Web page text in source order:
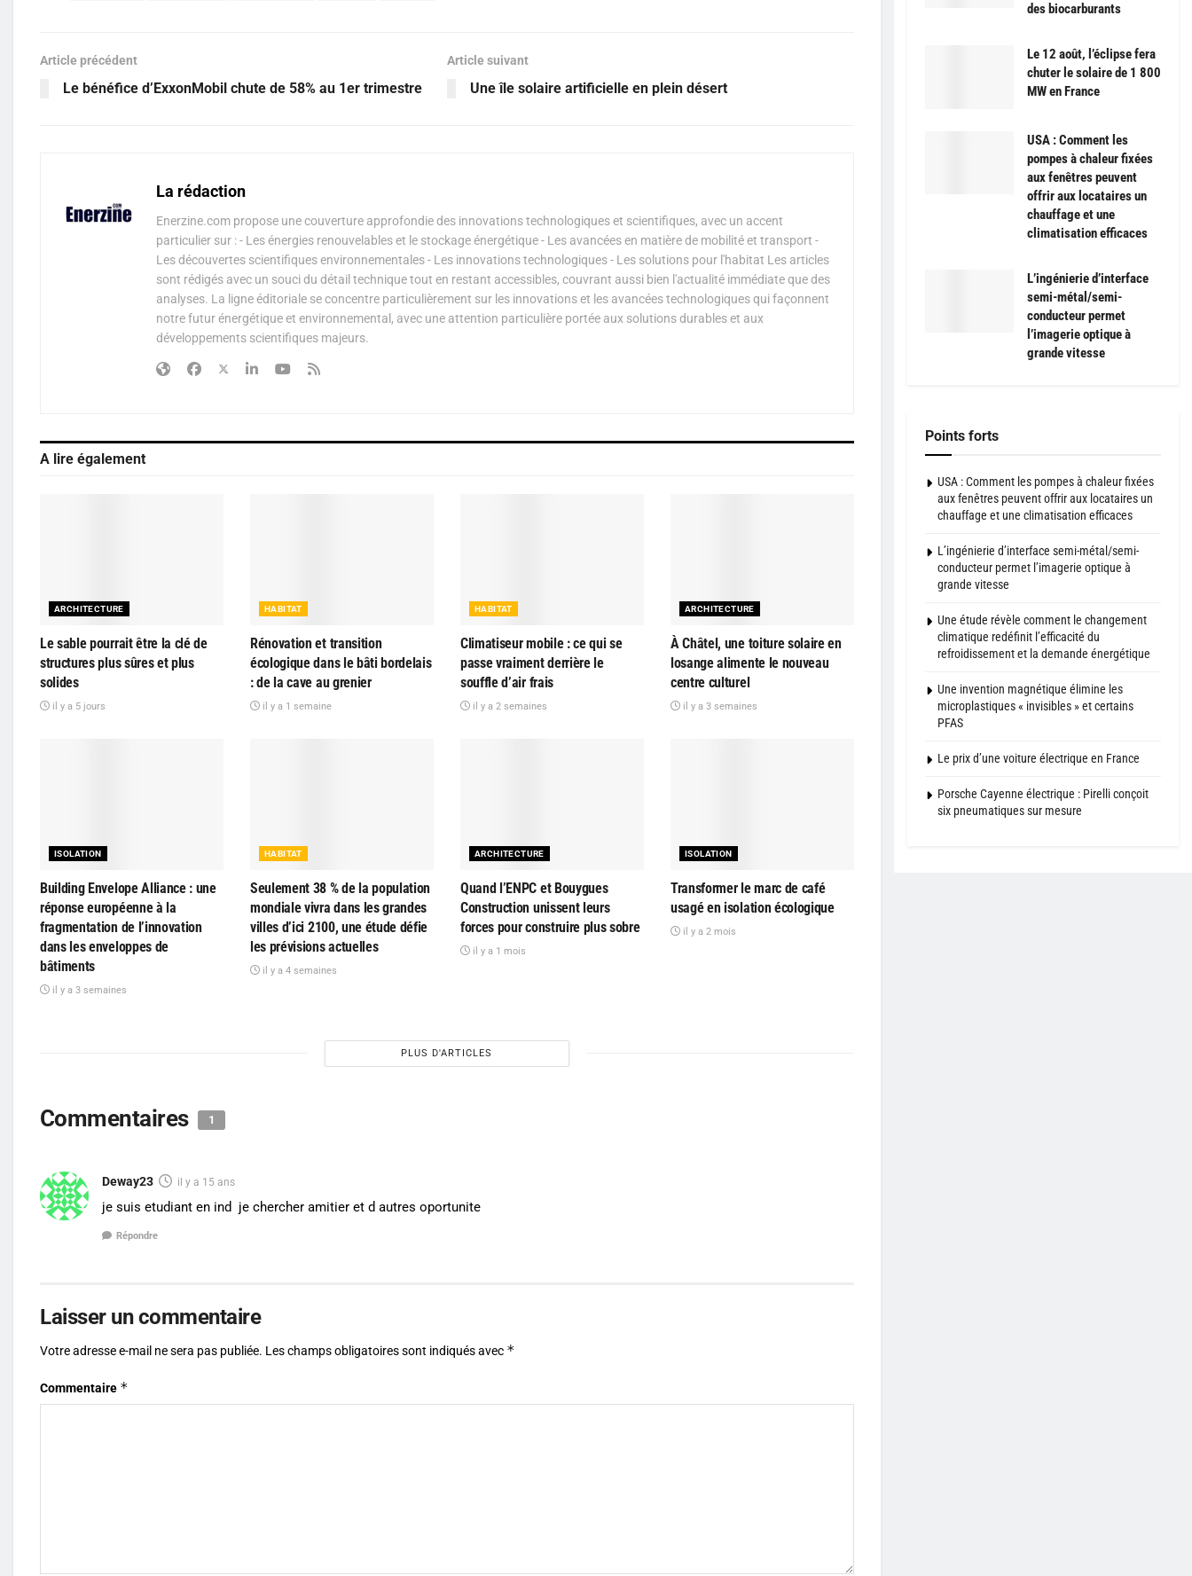
Article précédent
Le bénéfice d’ExxonMobil chute de 58% au 1er trimestre
Article suivant
Une île solaire artificielle en plein désert
La rédaction
Enerzine.com propose une couverture approfondie des innovations technologiques et scientifiques, avec un accent
particulier sur : - Les énergies renouvelables et le stockage énergétique - Les avancées en matière de mobilité et transport -
Les découvertes scientifiques environnementales - Les innovations technologiques - Les solutions pour l'habitat Les articles
sont rédigés avec un souci du détail technique tout en restant accessibles, couvrant aussi bien l'actualité immédiate que des
analyses. La ligne éditoriale se concentre particulièrement sur les innovations et les avancées technologiques qui façonnent
notre futur énergétique et environnemental, avec une attention particulière portée aux solutions durables et aux
développements scientifiques majeurs.
A lire également
ARCHITECTURE
Le sable pourrait être la clé de
structures plus sûres et plus
solides
il y a 5 jours
HABITAT
Rénovation et transition
écologique dans le bâti bordelais
: de la cave au grenier
il y a 1 semaine
HABITAT
Climatiseur mobile : ce qui se
passe vraiment derrière le
souffle d’air frais
il y a 2 semaines
ARCHITECTURE
À Châtel, une toiture solaire en
losange alimente le nouveau
centre culturel
il y a 3 semaines
ISOLATION
Building Envelope Alliance : une
réponse européenne à la
fragmentation de l’innovation
dans les enveloppes de
bâtiments
il y a 3 semaines
HABITAT
Seulement 38 % de la population
mondiale vivra dans les grandes
villes d’ici 2100, une étude défie
les prévisions actuelles
il y a 4 semaines
ARCHITECTURE
Quand l’ENPC et Bouygues
Construction unissent leurs
forces pour construire plus sobre
il y a 1 mois
ISOLATION
Transformer le marc de café
usagé en isolation écologique
il y a 2 mois
PLUS D'ARTICLES
Commentaires 1
Deway23 il y a 15 ans
je suis etudiant en ind je chercher amitier et d autres oportunite
Répondre
Laisser un commentaire
Votre adresse e-mail ne sera pas publiée. Les champs obligatoires sont indiqués avec *
Commentaire *
des biocarburants
Le 12 août, l’éclipse fera
chuter le solaire de 1 800
MW en France
USA : Comment les
pompes à chaleur fixées
aux fenêtres peuvent
offrir aux locataires un
chauffage et une
climatisation efficaces
L’ingénierie d’interface
semi-métal/semi-
conducteur permet
l’imagerie optique à
grande vitesse
Points forts
USA : Comment les pompes à chaleur fixées
aux fenêtres peuvent offrir aux locataires un
chauffage et une climatisation efficaces
L’ingénierie d’interface semi-métal/semi-
conducteur permet l’imagerie optique à
grande vitesse
Une étude révèle comment le changement
climatique redéfinit l’efficacité du
refroidissement et la demande énergétique
Une invention magnétique élimine les
microplastiques « invisibles » et certains
PFAS
Le prix d’une voiture électrique en France
Porsche Cayenne électrique : Pirelli conçoit
six pneumatiques sur mesure